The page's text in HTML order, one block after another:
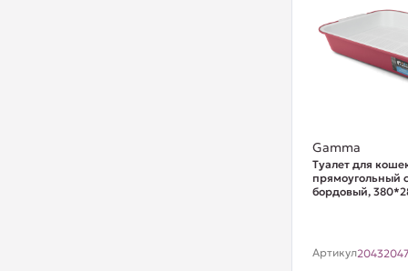
Gamma
Туалет для
прямоугольный
бордовый,
Артикул